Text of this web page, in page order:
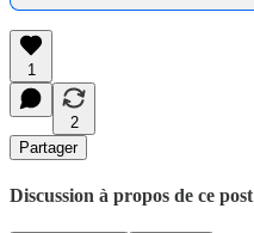
1
2
Partager
Discussion à propos de ce post